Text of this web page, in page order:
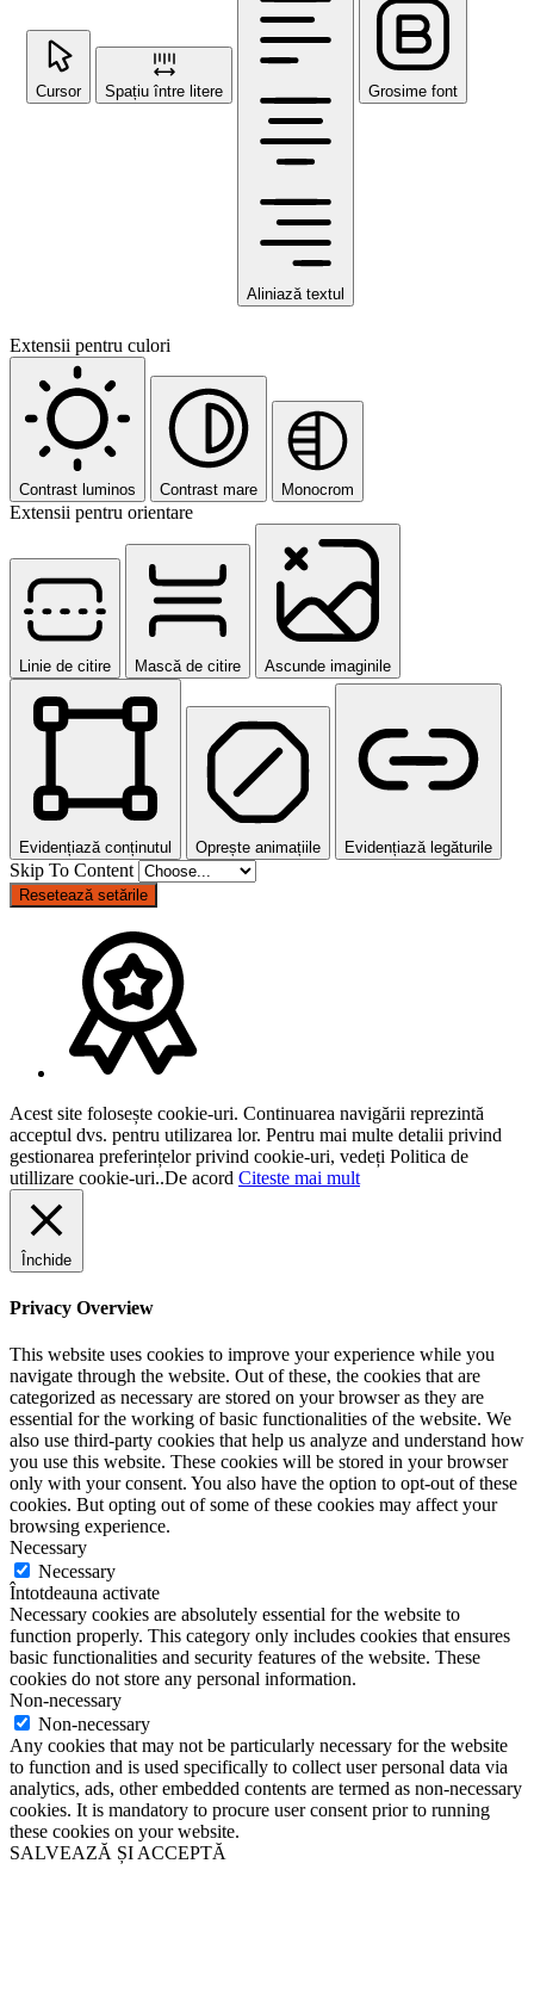
Cursor Spațiu între litere
Aliniază textul
Grosime font
Extensii pentru culori
Contrast luminos Contrast mare Monocrom
Extensii pentru orientare
Linie de citire Mască de citire Ascunde imaginile
Evidențiază conținutul Oprește animațiile Evidențiază legăturile
Skip To Content
Resetează setările
Acest site folosește cookie-uri. Continuarea navigării reprezintă
acceptul dvs. pentru utilizarea lor. Pentru mai multe detalii privind
gestionarea preferințelor privind cookie-uri, vedeți Politica de
utillizare cookie-uri..De acord Citeste mai mult
Închide
Privacy Overview
This website uses cookies to improve your experience while you
navigate through the website. Out of these, the cookies that are
categorized as necessary are stored on your browser as they are
essential for the working of basic functionalities of the website. We
also use third-party cookies that help us analyze and understand how
you use this website. These cookies will be stored in your browser
only with your consent. You also have the option to opt-out of these
cookies. But opting out of some of these cookies may affect your
browsing experience.
Necessary
Necessary
Întotdeauna activate
Necessary cookies are absolutely essential for the website to
function properly. This category only includes cookies that ensures
basic functionalities and security features of the website. These
cookies do not store any personal information.
Non-necessary
Non-necessary
Any cookies that may not be particularly necessary for the website
to function and is used specifically to collect user personal data via
analytics, ads, other embedded contents are termed as non-necessary
cookies. It is mandatory to procure user consent prior to running
these cookies on your website.
SALVEAZĂ ȘI ACCEPTĂ